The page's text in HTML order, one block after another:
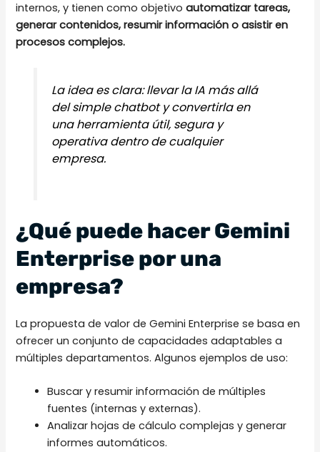
internos, y tienen como objetivoautomatizar tareas,
generar contenidos, resumir información o asistir en
procesos complejos.
La idea es clara: llevar la IA más allá
del simple chatbot y convertirla en
una herramienta útil, segura y
operativa dentro de cualquier
empresa.
¿Qué puede hacer Gemini
Enterprise por una
empresa?
La propuesta de valor de Gemini Enterprise se basa en
ofrecer un conjunto de capacidades adaptables a
múltiples departamentos. Algunos ejemplos de uso:
Buscar y resumir información de múltiples
fuentes (internas y externas).
Analizar hojas de cálculo complejas y generar
informes automáticos.